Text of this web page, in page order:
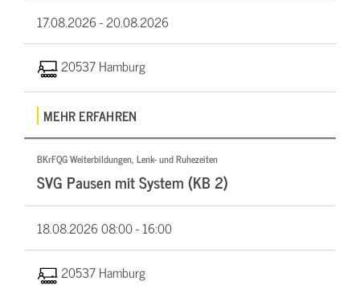
17.08.2026 -20.08.2026
20537 Hamburg
MEHR ERFAHREN
BKrFQG Weiterbildungen, Lenk- und Ruhezeiten
SVG Pausen mit System (KB 2)
18.08.202608:00 - 16:00
20537 Hamburg